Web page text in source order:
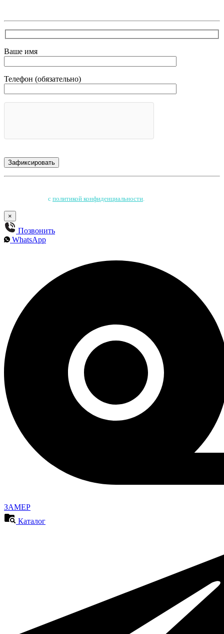
Ваше имя
Телефон (обязательно)
с политикой конфиденциальности.
×
Позвонить
WhatsApp
ЗАМЕР
Каталог